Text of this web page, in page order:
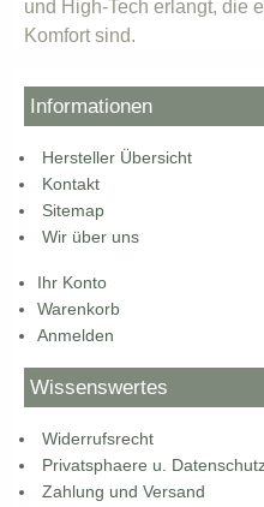
und High-Tech erlangt, die
Komfort sind.
Informationen
Hersteller Übersicht
Kontakt
Sitemap
Wir über uns
Ihr Konto
Warenkorb
Anmelden
Wissenswertes
Widerrufsrecht
Privatsphaere u.
Zahlung und Versand